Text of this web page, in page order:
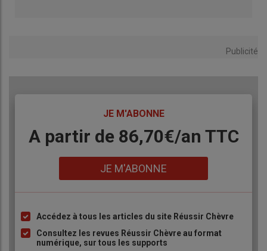
Publicité
JE M'ABONNE
Body
A partir de 86,70€/an TTC
JE M'ABONNE
Liste
à
puce
Accédez à tous les articles du site Réussir Chèvre
Consultez les revues Réussir Chèvre au format
numérique, sur tous les supports